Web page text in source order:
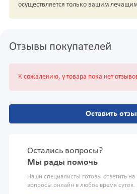
осуществляется только вашим
Отзывы покупателей
К сожалению, у товара пока нет
Оставить
Остались вопросы?
Мы рады помочь
Наши специалисты готовы ответить
вопросы онлайн в любое время суток.